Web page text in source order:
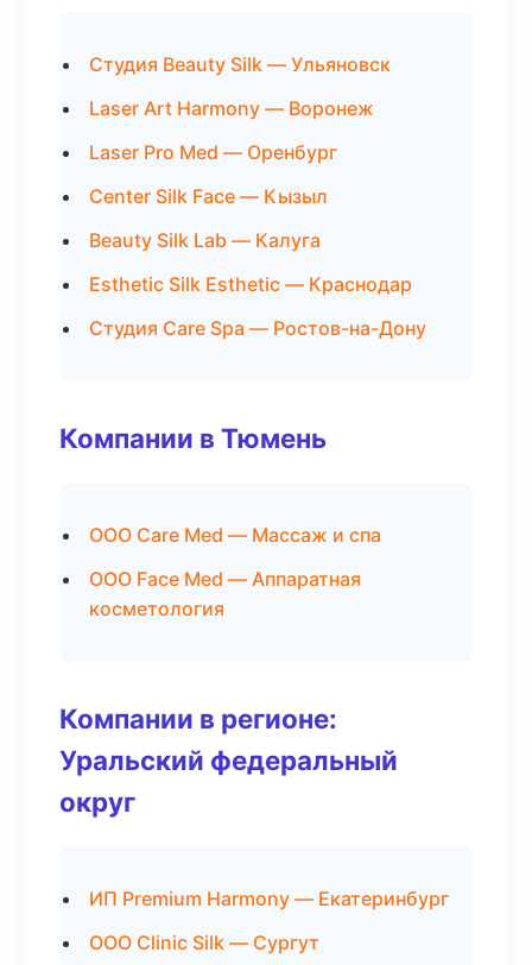
Студия Beauty Silk — Ульяновск
Laser Art Harmony — Воронеж
Laser Pro Med — Оренбург
Center Silk Face — Кызыл
Beauty Silk Lab — Калуга
Esthetic Silk Esthetic — Краснодар
Студия Care Spa — Ростов-на-Дону
Компании в Тюмень
ООО Care Med — Массаж и спа
ООО Face Med — Аппаратная
косметология
Компании в регионе:
Уральский федеральный
округ
ИП Premium Harmony — Екатеринбург
ООО Clinic Silk — Сургут